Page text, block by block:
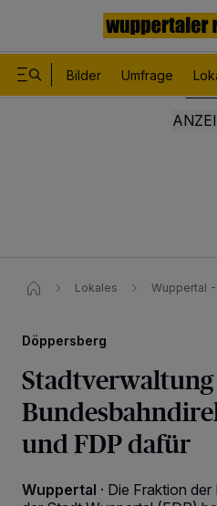
Bilder Umfrage
Lokales Wuppertal -
Döppersberg
und FDP dafür
Wuppertal · Die Fraktion der